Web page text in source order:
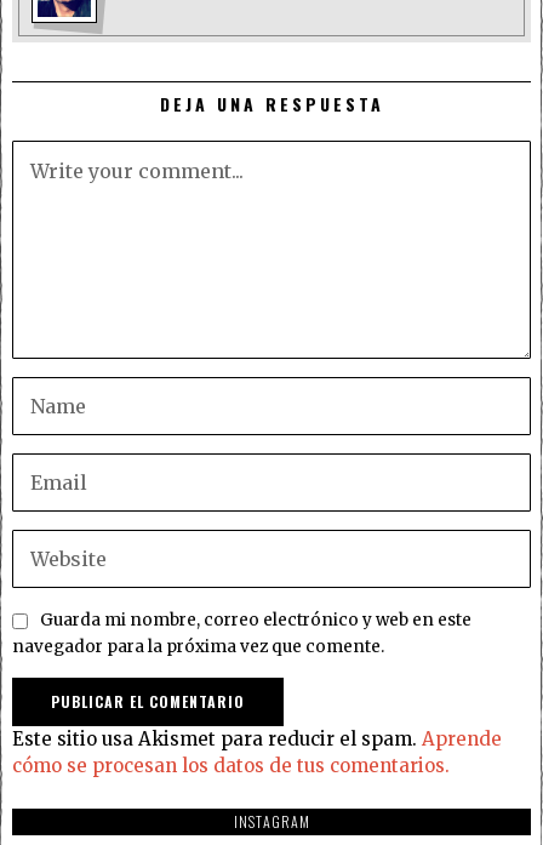
DEJA UNA RESPUESTA
Guarda mi nombre, correo electrónico y web en este
navegador para la próxima vez que comente.
Este sitio usa Akismet para reducir el spam. Aprende
cómo se procesan los datos de tus comentarios.
INSTAGRAM